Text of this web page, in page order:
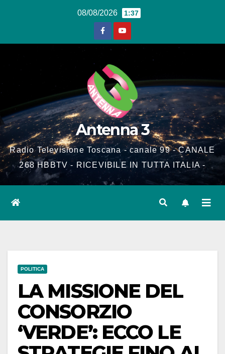
08/08/2026 1:37
Antenna 3
Radio Televisione Toscana - canale 99 - CANALE
268 HBBTV - RICEVIBILE IN TUTTA ITALIA -
POLITICA
LA MISSIONE DEL
CONSORZIO
‘VERDE’: ECCO LE